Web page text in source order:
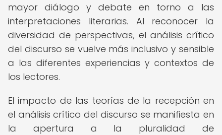
mayor diálogo y debate en torno a las
interpretaciones literarias. Al reconocer la
diversidad de perspectivas, el análisis crítico
del discurso se vuelve más inclusivo y sensible
a las diferentes experiencias y contextos de
los lectores.
El impacto de las teorías de la recepción en
el análisis crítico del discurso se manifiesta en
la apertura a la pluralidad de